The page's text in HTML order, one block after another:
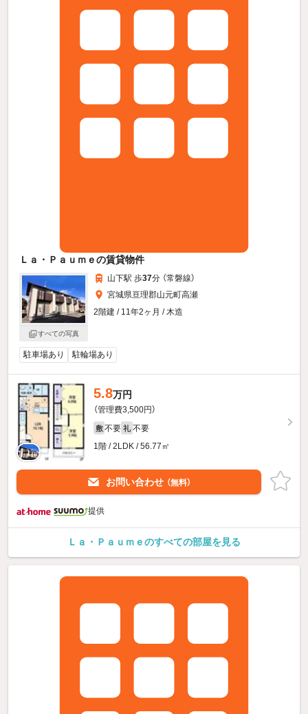
Ｌａ・Ｐａｕｍｅの賃貸物件
すべての写真
山下駅 歩37分 （常磐線）
宮城県亘理郡山元町高瀬
2階建 / 11年2ヶ月 / 木造
駐車場あり 駐輪場あり
5.8万円
（管理費3,500円）
敷 不要 礼 不要
1階 / 2LDK / 56.77㎡
お問い合わせ （無料）
提供
Ｌａ・Ｐａｕｍｅのすべての部屋を見る